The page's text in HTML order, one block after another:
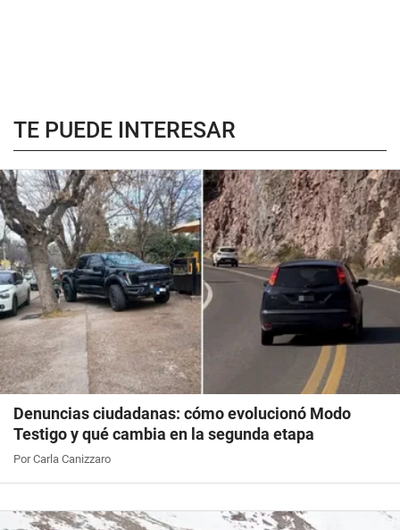
TE PUEDE INTERESAR
Denuncias ciudadanas: cómo evolucionó Modo
Testigo y qué cambia en la segunda etapa
Por Carla Canizzaro